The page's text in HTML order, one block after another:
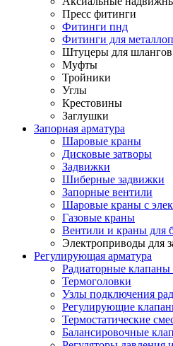
Пресс фитинги
Фитинги пнд
Фитинги для
Штуцеры для шлангов
Муфты
Тройники
Углы
Крестовины
Заглушки
Запорная арматура
Шаровые краны
Дисковые затворы
Задвижки
Шиберные задвижки
Запорные вентили
Шаровые краны с
Газовые краны
Вентили и краны для
Электроприводы для
Регулирующая арматура
Радиаторные клапаны
Термоголовки
Узлы подключения
Регулирующие
Термостатические
Балансировочные